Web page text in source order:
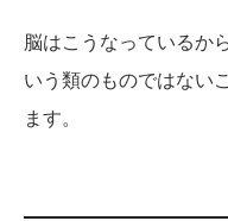
脳はこうなっているか
いう類のものではない
ます。